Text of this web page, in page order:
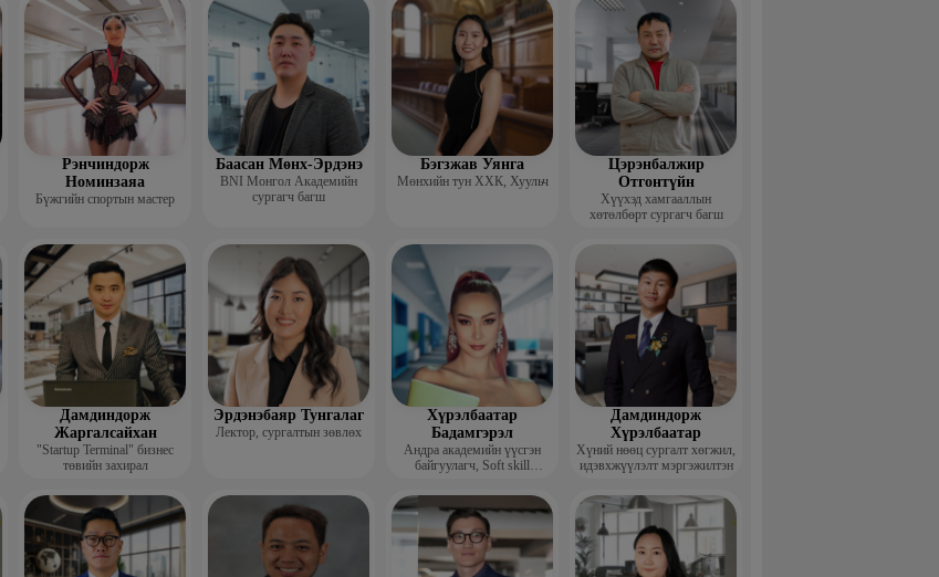
Рэнчиндорж
Номинзаяа
Бүжгийн спортын мастер
Баасан Мөнх-Эрдэнэ
BNI Монгол Академийн
сургагч багш
Бэгзжав Уянга
Мөнхийн тун ХХК, Хуульч
Цэрэнбалжир
Отгонтүйн
Хүүхэд хамгааллын
хөтөлбөрт сургагч багш
Дамдиндорж
Жаргалсайхан
"Startup Terminal" бизнес
төвийн захирал
Эрдэнэбаяр Тунгалаг
Лектор, сургалтын зөвлөх
Хүрэлбаатар
Бадамгэрэл
Андра академийн үүсгэн
байгуулагч, Soft skill
Гоо зүйн ментор, Монголын
мисс, Топ модель
Дамдиндорж
Хүрэлбаатар
Хүний нөөц сургалт хөгжил,
идэвхжүүлэлт мэргэжилтэн